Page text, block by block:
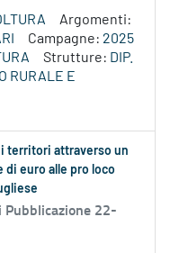
Argomenti:
Campagne: 2025
Strutture: DIP.
RURALE E
i territori attraverso un
euro alle pro loco
Pubblicazione 22-